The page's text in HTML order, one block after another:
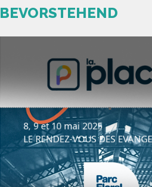
BEVORSTEHEND